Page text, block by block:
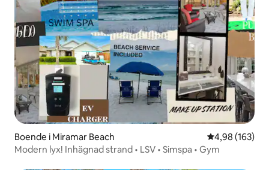
Boende i Miramar Beach 4,98 av 5 i
4,98 (163)
Modern lyx! Inhägnad strand • LSV • Simspa • Gym